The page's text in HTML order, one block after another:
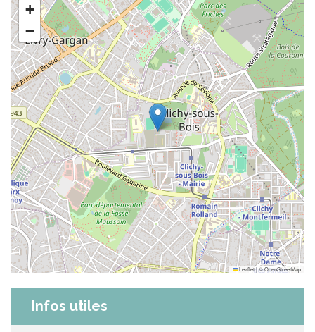
+
−
Leaflet|©OpenStreetMap
Infos utiles